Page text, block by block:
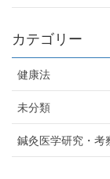
カテゴリー
健康法
未分類
鍼灸医学研究・考